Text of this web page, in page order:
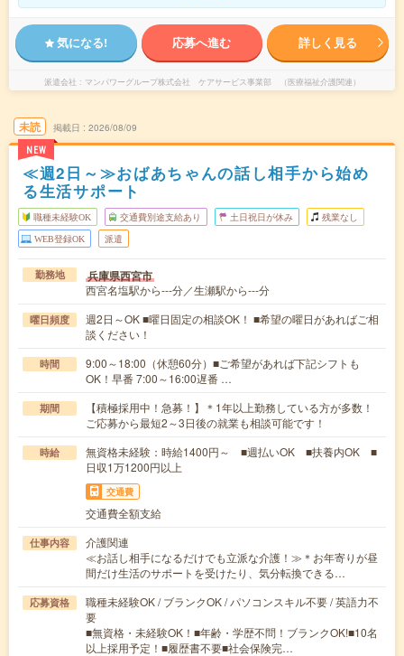
気になる! 応募へ進む 詳しく見る
派遣会社 マンパワーグループ株式会社 ケアサービス事業部 （医療福祉介護関連）
未読
NEW
掲載日 2026/08/09
≪週2日～≫おばあちゃんの話し相手から始め
る生活サポート
職種未経験OK 交通費別途支給あり 土日祝日が休み 残業なし
WEB登録OK 派遣
勤務地 兵庫県西宮市
西宮名塩駅から---分／生瀬駅から---分
曜日頻度
週2日～OK ■曜日固定の相談OK！ ■希望の曜日があればご相
談ください！
時間
9:00～18:00（休憩60分）■ご希望があれば下記シフトも
OK！早番 7:00～16:00遅番 …
期間
【積極採用中！急募！】＊1年以上勤務している方が多数！
ご応募から最短2～3日後の就業も相談可能です！
時給
無資格未経験：時給1400円～ ■週払いOK ■扶養内OK ■
日収1万1200円以上
交通費
交通費全額支給
仕事内容
介護関連
≪お話し相手になるだけでも立派な介護！≫＊お年寄りが昼
間だけ生活のサポートを受けたり、気分転換できる…
応募資格
職種未経験OK / ブランクOK / パソコンスキル不要 / 英語力不
要
■無資格・未経験OK！■年齢・学歴不問！ブランクOK!■10名
以上採用予定！■履歴書不要■社会保険完…